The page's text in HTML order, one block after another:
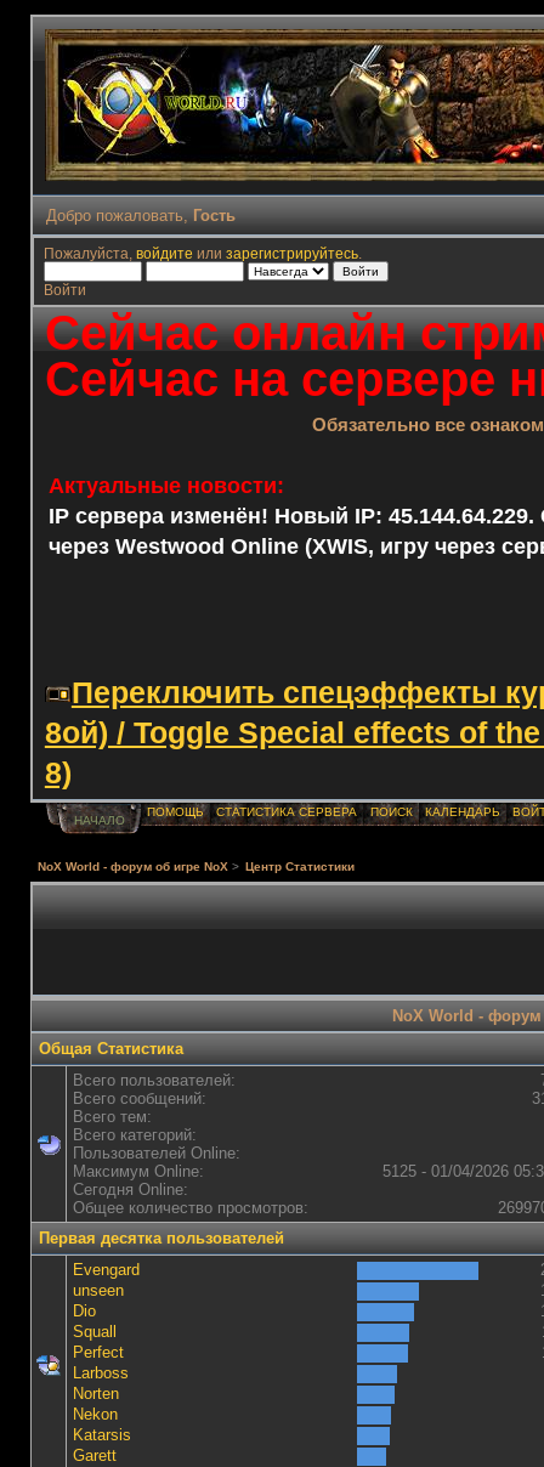
Добро пожаловать, Гость
Пожалуйста, войдите или зарегистрируйтесь.
Войти
Сейчас онлайн
Сейчас на сервере
Обязательно все
Актуальные новости:
IP сервера изменён! Новый IP: 45.144.64.229.
через Westwood Online (XWIS, игру через
Переключить спецэффекты
8ой) / Toggle Special effects of
8)
НАЧАЛО
ПОМОЩЬ СТАТИСТИКА СЕРВЕРА ПОИСК КАЛЕНДАРЬ
NoX World - форум об игре NoX > Центр Статистики
NoX World - форум
Общая Статистика
Всего пользователей:
Всего сообщений:
Всего тем:
Всего категорий:
Пользователей Online:
Максимум Online:
5125 - 01/04/2026
Сегодня Online:
Общее количество просмотров:
Первая десятка пользователей
Evengard
unseen
Dio
Squall
Perfect
Lаrboss
Norten
Nekon
Katarsis
Garett